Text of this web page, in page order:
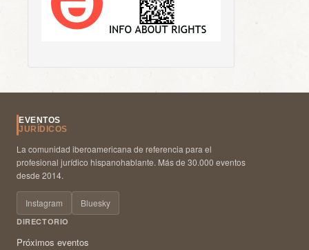
EVENTOS
JURÍDICOS
La comunidad iberoamericana de referencia para el
profesional jurídico hispanohablante. Más de 30.000 eventos
desde 2014.
Instagram Bluesky
DIRECTORIO
Próximos eventos